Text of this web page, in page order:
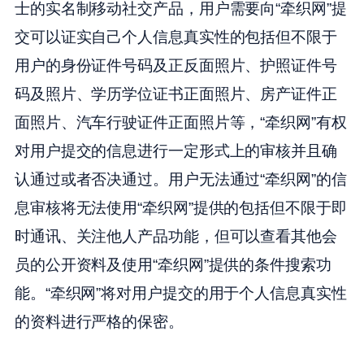
士的实名制移动社交产品，用户需要向“牵织网”提
交可以证实自己个人信息真实性的包括但不限于
用户的身份证件号码及正反面照片、护照证件号
码及照片、学历学位证书正面照片、房产证件正
面照片、汽车行驶证件正面照片等，“牵织网”有权
对用户提交的信息进行一定形式上的审核并且确
认通过或者否决通过。用户无法通过“牵织网”的信
息审核将无法使用“牵织网”提供的包括但不限于即
时通讯、关注他人产品功能，但可以查看其他会
员的公开资料及使用“牵织网”提供的条件搜索功
能。“牵织网”将对用户提交的用于个人信息真实性
的资料进行严格的保密。